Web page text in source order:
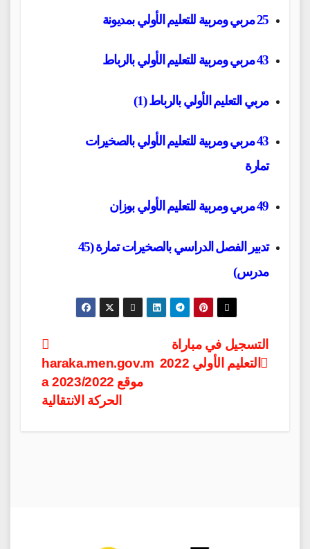
25 مربي ومربية للتعليم الأولي بمديونة
43مربي ومربية للتعليم الأولي بالرباط
مربي التعليم الأولي بالرباط (1)
43 مربي ومربية للتعليم الأولي بالصخيرات
تمارة
49 مربي ومربية للتعليم الأولي بوزان
تدبير الفصل الدراسي بالصخيرات تمارة (45
مدرس)
Post
navigation
التسجيل في مباراة
التعليم الأولي 2022
haraka.men.gov.m
a 2023/2022 موقع
الحركة الانتقالية